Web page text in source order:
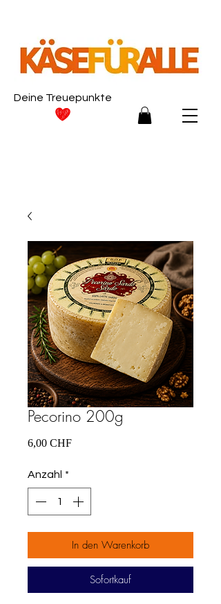
Deine Treuepunkte
Pecorino 200g
6,00 CHFPreis
Anzahl *
In den Warenkorb
Sofortkauf